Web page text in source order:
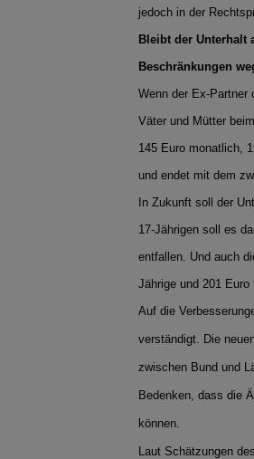
jedoch in der
Bleibt der Unterhalt
Beschränkungen
Wenn der Ex-Partner
Väter und Mütter
145 Euro monatlich,
und endet mit dem
In Zukunft soll der
17-Jährigen soll es
entfallen. Und auch
Jährige und 201
Auf die
verständigt. Die
zwischen Bund und
Bedenken, dass die
können.
Laut Schätzungen